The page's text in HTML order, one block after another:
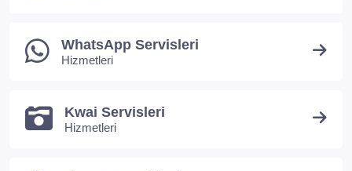
WhatsApp Servisleri
Hizmetleri
Kwai Servisleri
Hizmetleri